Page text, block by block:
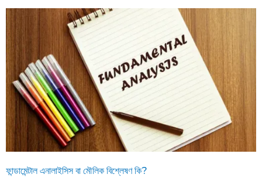
ফান্ডামেন্টাল এনালাইসিস বা মৌলিক বিশ্লেষণ কি?